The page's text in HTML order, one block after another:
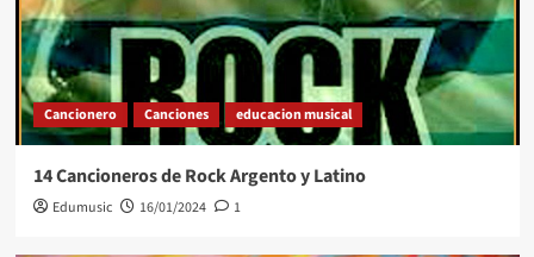
Cancionero Canciones educacion musical
14 Cancioneros de Rock Argento y Latino
Edumusic 16/01/2024 1